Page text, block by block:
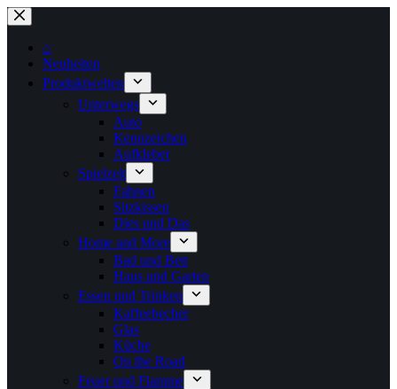
Zum
Inhalt
springen
⌂
Neuheiten
Produktwelten
Unterwegs
Auto
Kennzeichen
Aufkleber
Spielzeit
Fahnen
Sitzkissen
Dies und Das
Home and More
Bad und Bett
Haus und Garten
Essen und Trinken
Kaffeebecher
Glas
Küche
On the Road
Feuer und Flamme